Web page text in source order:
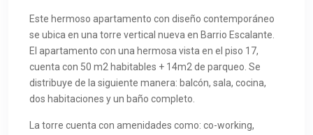
Este hermoso apartamento con diseño contemporáneo
se ubica en una torre vertical nueva en Barrio Escalante.
El apartamento con una hermosa vista en el piso 17,
cuenta con 50 m2 habitables + 14m2 de parqueo. Se
distribuye de la siguiente manera: balcón, sala, cocina,
dos habitaciones y un baño completo.
La torre cuenta con amenidades como: co-working,